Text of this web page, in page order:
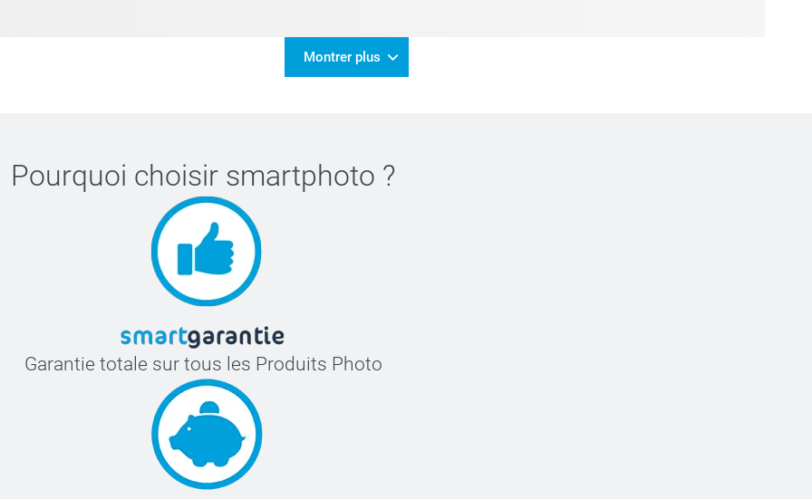
Montrer plus
Pourquoi choisir smartphoto ?
Garantie totale sur tous les Produits Photo